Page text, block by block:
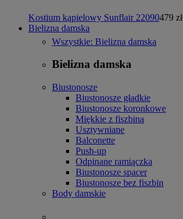
Kostium kąpielowy Sunflair 22090479 zł
Bielizna damska
Wszystkie: Bielizna damska
Bielizna damska
Biustonosze
Biustonosze gładkie
Biustonosze koronkowe
Miękkie z fiszbiną
Usztywniane
Balconette
Push-up
Odpinane ramiączka
Biustonosze spacer
Biustonosze bez fiszbin
Body damskie